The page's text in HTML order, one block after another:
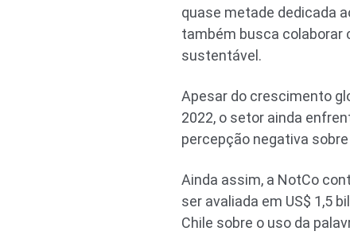
quase metade dedicada
também busca colaborar
sustentável.
Apesar do crescimento
2022, o setor ainda
percepção negativa
Ainda assim, a NotCo
ser avaliada em US$ 1,5
Chile sobre o uso da